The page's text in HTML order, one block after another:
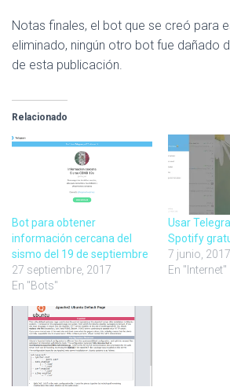
Notas finales, el bot que se creó para
eliminado, ningún otro bot fue dañado
de esta publicación.
Relacionado
Bot para obtener
información cercana del
sismo del 19 de septiembre
27 septiembre, 2017
En "Bots"
Usar
Spotify
7 junio, 2017
En "Internet"